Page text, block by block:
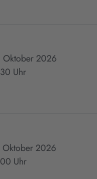
Oktober 2026
Uhr
Oktober 2026
Uhr